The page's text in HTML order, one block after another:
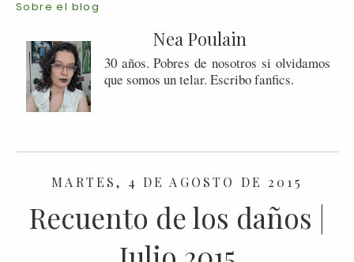
Sobre el blog
Nea Poulain
30 años. Pobres de nosotros si olvidamos
que somos un telar. Escribo fanfics.
MARTES, 4 DE AGOSTO DE 2015
Recuento de los daños |